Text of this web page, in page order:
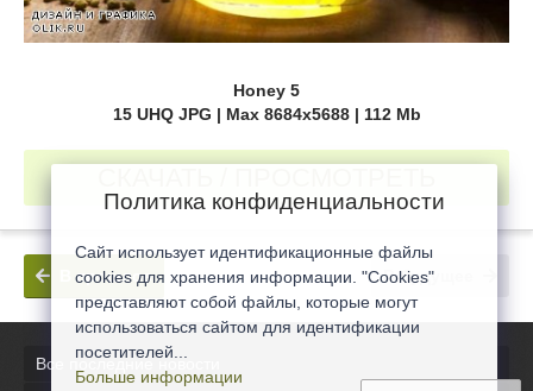
Honey 5
15 UHQ JPG | Max 8684x5688 | 112 Mb
В будущее
В прошлое
Все последние новости
Политика конфиденциальности
Сайт использует идентификационные файлы
cookies для хранения информации. "Cookies"
представляют собой файлы, которые могут
использоваться сайтом для идентификации
посетителей...
Больше информации